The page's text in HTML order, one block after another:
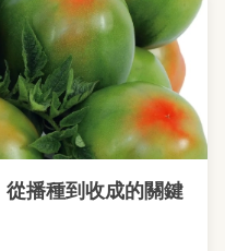
播種到收成的關鍵